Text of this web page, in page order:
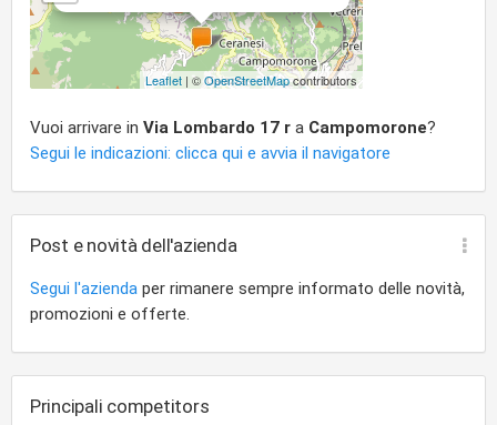
Leaflet | ©OpenStreetMapcontributors
Vuoi arrivare in Via Lombardo 17 r a Campomorone?
Segui le indicazioni: clicca qui e avvia il navigatore
Post e novità dell'azienda
Segui l'azienda per rimanere sempre informato delle novità,
promozioni e offerte.
Principali competitors